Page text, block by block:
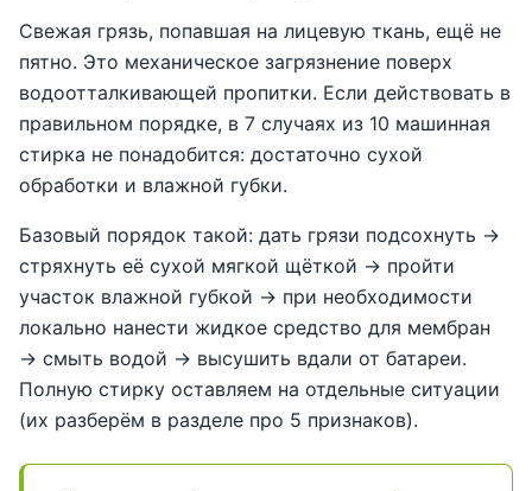
Свежая грязь, попавшая на лицевую ткань, ещё не
пятно. Это механическое загрязнение поверх
водоотталкивающей пропитки. Если действовать в
правильном порядке, в 7 случаях из 10 машинная
стирка не понадобится: достаточно сухой
обработки и влажной губки.
Базовый порядок такой: дать грязи подсохнуть →
стряхнуть её сухой мягкой щёткой → пройти
участок влажной губкой → при необходимости
локально нанести жидкое средство для мембран
→ смыть водой → высушить вдали от батареи.
Полную стирку оставляем на отдельные ситуации
(их разберём в разделе про 5 признаков).